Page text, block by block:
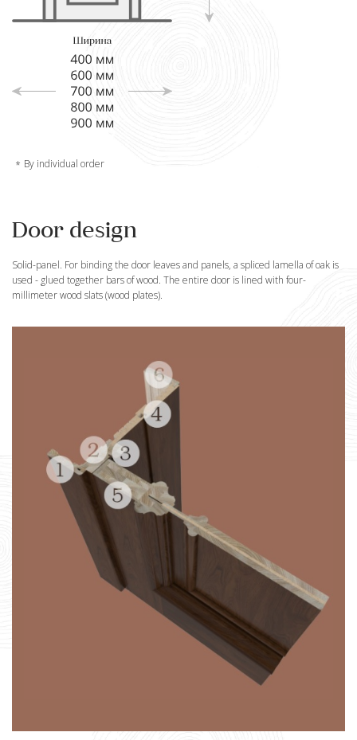
By individual order
Door design
Solid-panel. For binding the door leaves and panels, a spliced lamella of oak is
used - glued together bars of wood. The entire door is lined with four-
millimeter wood slats (wood plates).